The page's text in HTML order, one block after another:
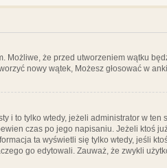
Możliwe, że przed utworzeniem wątku
nowy wątek, Możesz głosować w
i to tylko wtedy, jeżeli administrator w ten
czas po jego napisaniu. Jeżeli ktoś
ta wyświetli się tylko wtedy, jeśli
go edytowali. Zauważ, że zwykli